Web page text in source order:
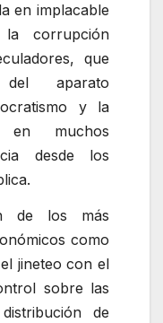
en implacable
corrupción
que
aparato
y la
en muchos
desde los
de los más
como
jineteo con el
sobre las
de